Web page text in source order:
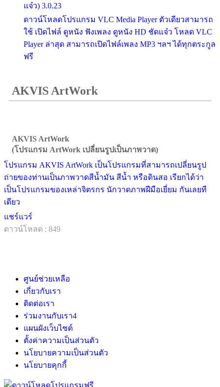
แจ๋ว) 3.0.23
ดาวน์โหลดโปรแกรม VLC Media Player ตัวเดียวสามารถ
ใช้ เปิดไฟล์ ดูหนัง ฟังเพลง ดูหนัง HD ชัดแจ๋ว โหลด VLC
Player ล่าสุด สามารถเปิดไฟล์เพลง MP3 ฯลฯ ได้ทุกตระกูล
ฟรี
AKVIS ArtWork
AKVIS ArtWork
(โปรแกรม ArtWork เปลี่ยนรูปเป็นภาพวาด)
โปรแกรม AKVIS ArtWork เป็นโปรแกรมที่สามารถเปลี่ยนรูป
ถ่ายของท่านเป็นภาพวาดสีน้ำมัน สีน้ำ หรือดินสอ เรียกได้ว่า
เป็นโปรแกรมของเหล่าจิตรกร นักวาดภาพฝีมือเยี่ยม กันเลยที
เดียว
แชร์แวร์
ดาวน์โหลด : 849
ศูนย์ช่วยเหลือ
เกี่ยวกับเรา
ติดต่อเรา
ร่วมงานกับเรา4
แผนผังเว็บไซต์
ตั้งค่าความเป็นส่วนตัว
นโยบายความเป็นส่วนตัว
นโยบายคุกกี้